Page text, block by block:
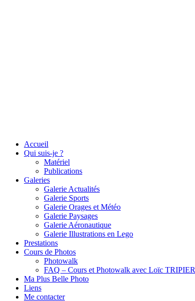
Accueil
Qui suis-je ?
Matériel
Publications
Galeries
Galerie Actualités
Galerie Sports
Galerie Orages et Météo
Galerie Paysages
Galerie Aéronautique
Galerie Illustrations en Lego
Prestations
Cours de Photos
Photowalk
FAQ – Cours et Photowalk avec Loïc TRIPIER
Ma Plus Belle Photo
Liens
Me contacter